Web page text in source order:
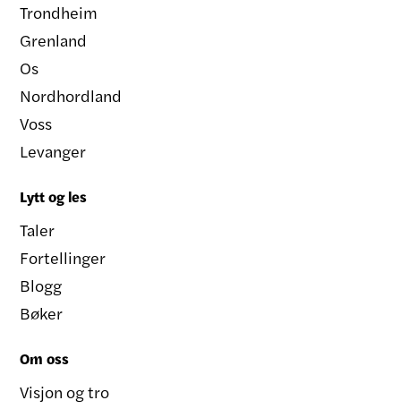
Trondheim
Grenland
Os
Nordhordland
Voss
Levanger
Lytt og les
Taler
Fortellinger
Blogg
Bøker
Om oss
Visjon og tro